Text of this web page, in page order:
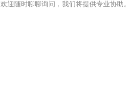
迎随时聊聊询问，我们将提供专业协助。